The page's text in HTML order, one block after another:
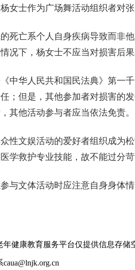
士作为广场舞活动组织者对张
亡系个人自身疾病导致而非他
况下，杨女士不应当对损害后
华人民共和国民法典》第一千
；但是，其他参加者对损害的
其他活动参与者应当依法免责。
文娱活动的爱好者组织成为松
学救护专业技能，故不能过分苛
文体活动时应注意自身身体情
健康教育服务平台仅提供信息存储